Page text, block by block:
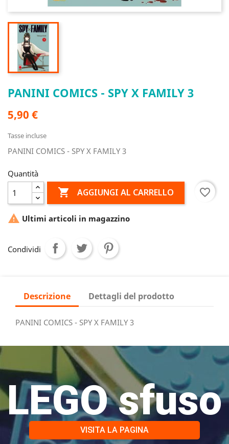
PANINI COMICS - SPY X FAMILY 3
5,90 €
Tasse incluse
PANINI COMICS - SPY X FAMILY 3
Quantità
 AGGIUNGI AL CARRELLO favorite_border
 Ultimi articoli in magazzino
Condividi
Descrizione Dettagli del prodotto
PANINI COMICS - SPY X FAMILY 3
LEGO sfuso
VISITA LA PAGINA